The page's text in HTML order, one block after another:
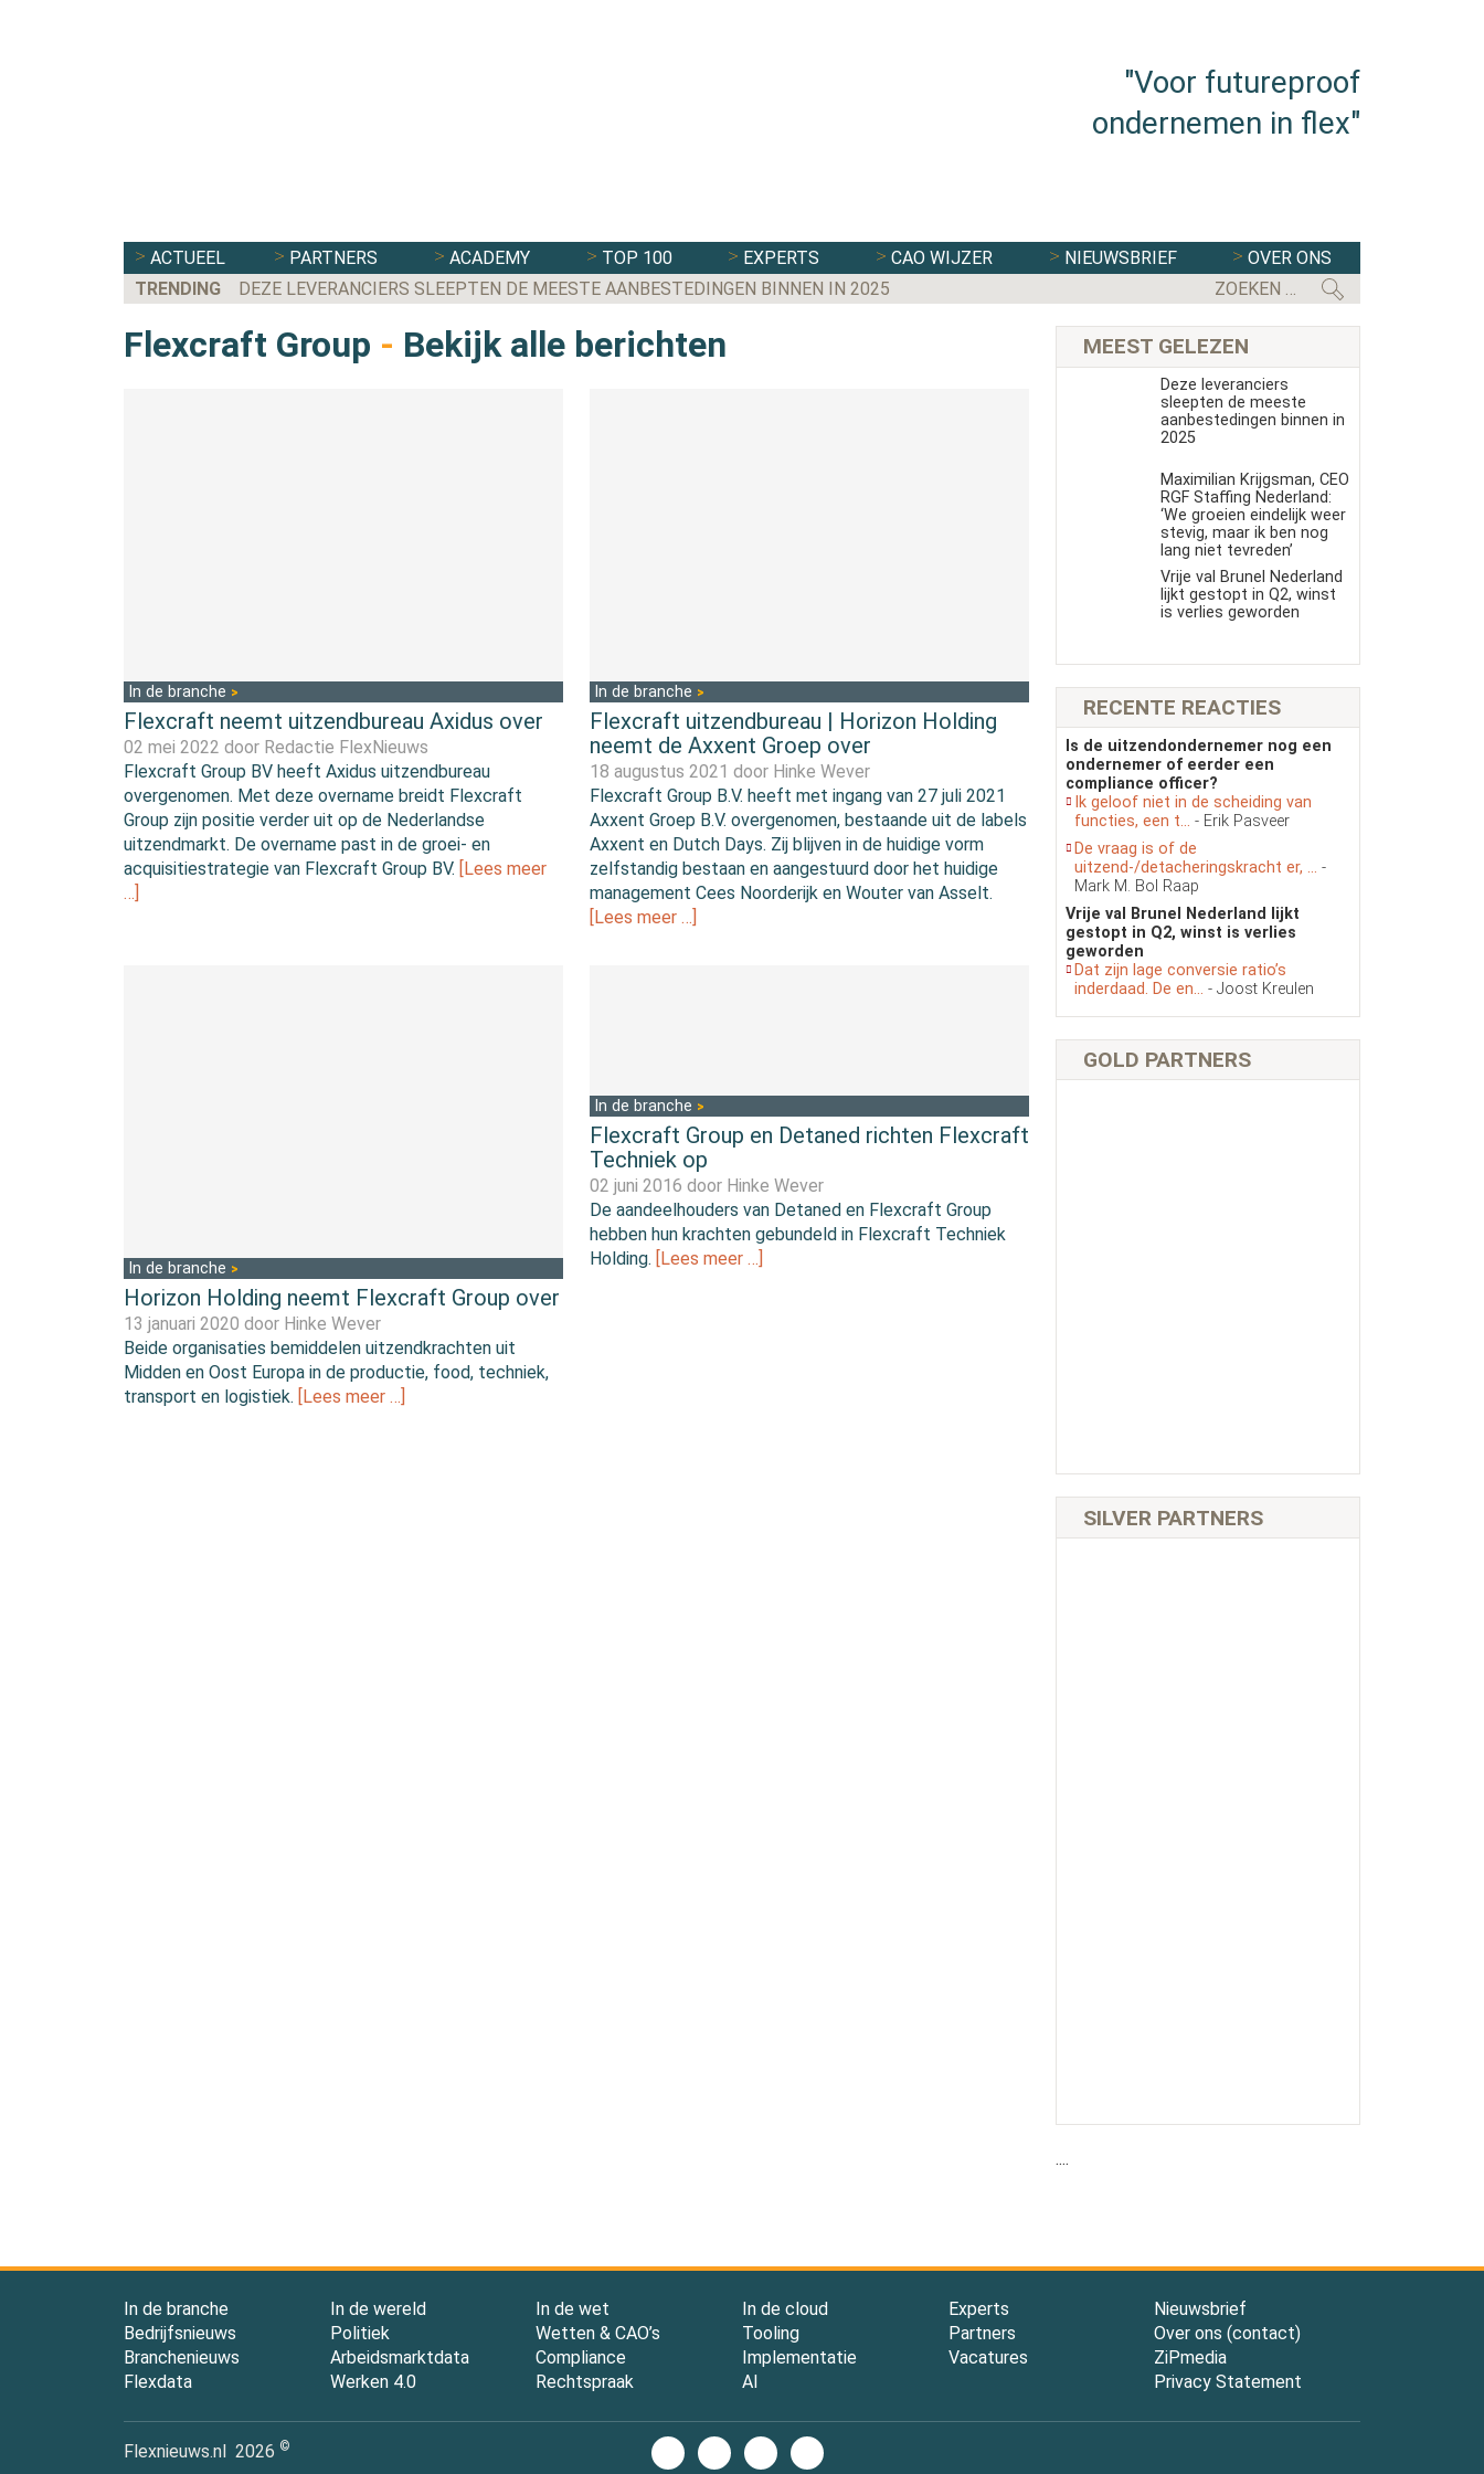
"Voor futureproof
ondernemen in flex"
ACTUEEL PARTNERS ACADEMY TOP 100 EXPERTS CAO WIJZER NIEUWSBRIEF
OVER ONS
TRENDING
DEZE LEVERANCIERS SLEEPTEN DE MEESTE AANBESTEDINGEN BINNEN IN 2025 FLEXBRANCHE WACHT
Flexcraft Group - Bekijk alle berichten
In de branche
Flexcraft neemt uitzendbureau Axidus over
02 mei 2022 door Redactie FlexNieuws
Flexcraft Group BV heeft Axidus uitzendbureau
overgenomen. Met deze overname breidt Flexcraft
Group zijn positie verder uit op de Nederlandse
uitzendmarkt. De overname past in de groei- en
acquisitiestrategie van Flexcraft Group BV. [Lees meer
…]
In de branche
Flexcraft uitzendbureau | Horizon Holding
neemt de Axxent Groep over
18 augustus 2021 door Hinke Wever
Flexcraft Group B.V. heeft met ingang van 27 juli 2021
Axxent Groep B.V. overgenomen, bestaande uit de labels
Axxent en Dutch Days. Zij blijven in de huidige vorm
zelfstandig bestaan en aangestuurd door het huidige
management Cees Noorderijk en Wouter van Asselt.
[Lees meer …]
In de branche
Horizon Holding neemt Flexcraft Group over
13 januari 2020 door Hinke Wever
Beide organisaties bemiddelen uitzendkrachten uit
Midden en Oost Europa in de productie, food, techniek,
transport en logistiek.
[Lees meer …]
In de branche
Flexcraft Group en Detaned richten Flexcraft
Techniek op
02 juni 2016 door Hinke Wever
De aandeelhouders van Detaned en Flexcraft Group
hebben hun krachten gebundeld in Flexcraft Techniek
Holding. [Lees meer …]
MEEST GELEZEN
Deze leveranciers
sleepten de meeste
aanbestedingen binnen in
2025
Maximilian Krijgsman, CEO
RGF Staffing Nederland:
‘We groeien eindelijk weer
stevig, maar ik ben nog
lang niet tevreden’
Vrije val Brunel Nederland
lijkt gestopt in Q2, winst
is verlies geworden
RECENTE REACTIES
Is de uitzendondernemer nog een
ondernemer of eerder een
compliance officer?
Ik geloof niet in de scheiding van
functies, een t... - Erik Pasveer
De vraag is of de
uitzend-/detacheringskracht er, ... -
Mark M. Bol Raap
Vrije val Brunel Nederland lijkt
gestopt in Q2, winst is verlies
geworden
Dat zijn lage conversie ratio’s
inderdaad. De en... - Joost Kreulen
GOLD PARTNERS
SILVER PARTNERS
....
In de branche
Bedrijfsnieuws
Branchenieuws
Flexdata
In de wereld
Politiek
Arbeidsmarktdata
Werken 4.0
In de wet
Wetten & CAO’s
Compliance
Rechtspraak
In de cloud
Tooling
Implementatie
AI
Experts
Partners
Vacatures
Nieuwsbrief
Over ons (contact)
ZiPmedia
Privacy Statement
Flexnieuws.nl 2026 ©